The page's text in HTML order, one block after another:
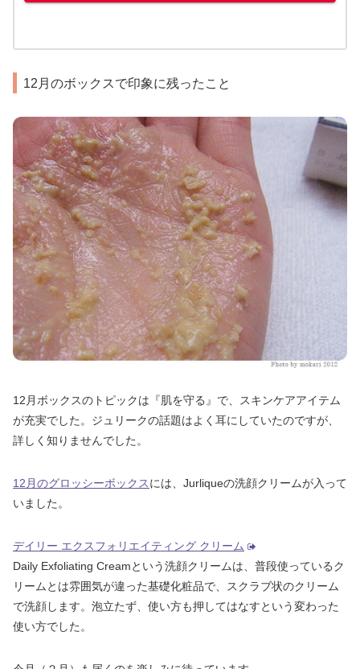
12月のボックスで印象に残ったこと
12月ボックスのトピックは『肌を守る』で、スキンケアアイテム
が充実でした。ジュリークの話題はよく耳にしていたのですが、
詳しく知りませんでした。
12月のグロッシーボックスには、Jurliqueの洗顔クリームが入って
いました。
デイリー エクスフォリエイティング クリーム
Daily Exfoliating Creamという洗顔クリームは、普段使っているク
リームとは雰囲気が違った基礎化粧品で、スクラブ状のクリーム
で洗顔します。泡立たず、使い方も押してはなすという変わった
使い方でした。